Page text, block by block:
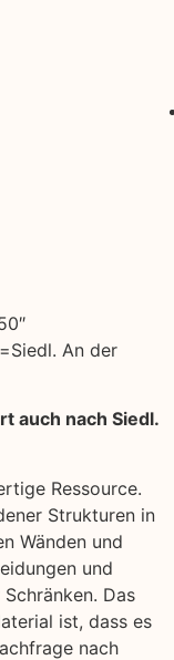
An der
auch nach Siedl.
Ressource.
Strukturen in
Wänden und
und
Das
ist, dass es
nach